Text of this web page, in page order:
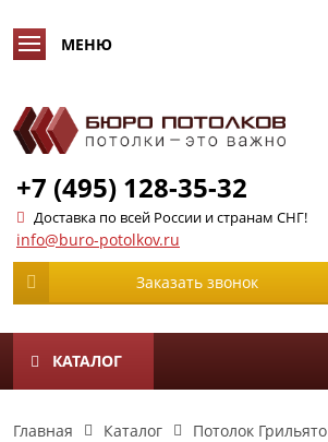
+7 (495) 128-35-32
Доставка по всей России и странам СНГ!
info@buro-potolkov.ru
Заказать звонок
КАТАЛОГ
Главная Каталог Потолок Грильято